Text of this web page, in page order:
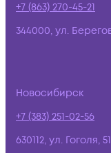
+7 (863) 270-45-21
344000, ул.
Новосибирск
+7 (383) 251-02-56
630112, ул. Гоголя, 51